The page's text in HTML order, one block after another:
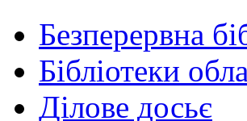
Безперервна
Бібліотеки
Ділове досьє